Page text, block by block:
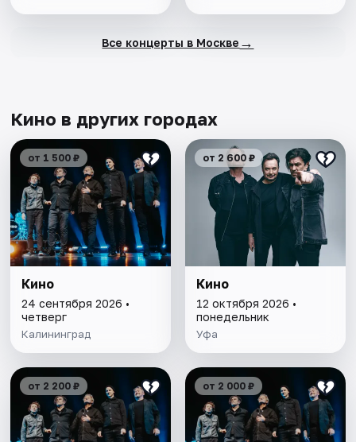
Все концерты в Москве →
Кино в других городах
от 1 500 ₽
Кино
24 сентября 2026 •
четверг
Калининград
от 2 600 ₽
Кино
12 октября 2026 •
понедельник
Уфа
от 2 200 ₽ от 2 000 ₽